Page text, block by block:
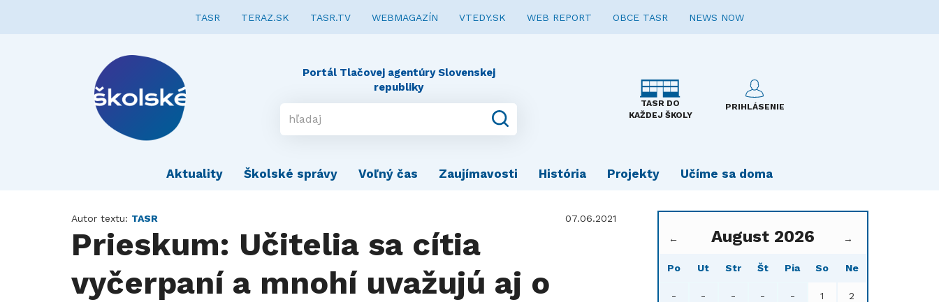
TASR TERAZ.SK TASR.TV WEBMAGAZÍN VTEDY.SK WEB REPORT OBCE TASR NEWS NOW
Portál Tlačovej agentúry Slovenskej
republiky
TASR DO
KAŽDEJ ŠKOLY
PRIHLÁSENIE
Aktuality Školské správy Voľný čas Zaujímavosti História Projekty Učíme sa doma
Autor textu: TASR 07.06.2021
Prieskum: Učitelia sa cítia
vyčerpaní a mnohí uvažujú aj o
← August 2026 →
Po Ut Str Št Pia So Ne
- - - - - 1 2